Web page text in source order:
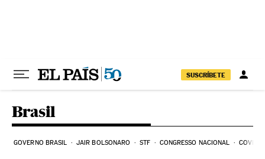
SUSCRÍBETE
Brasil
GOVERNO BRASIL JAIR BOLSONARO STF CONGRESSO NACIONAL COVID-